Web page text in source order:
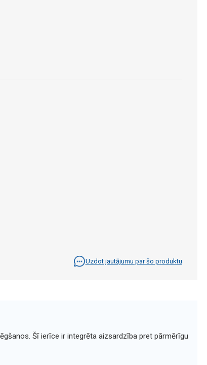
Uzdot jautājumu par šo produktu
Šī ierīce ir integrēta aizsardzība pret pārmērīgu